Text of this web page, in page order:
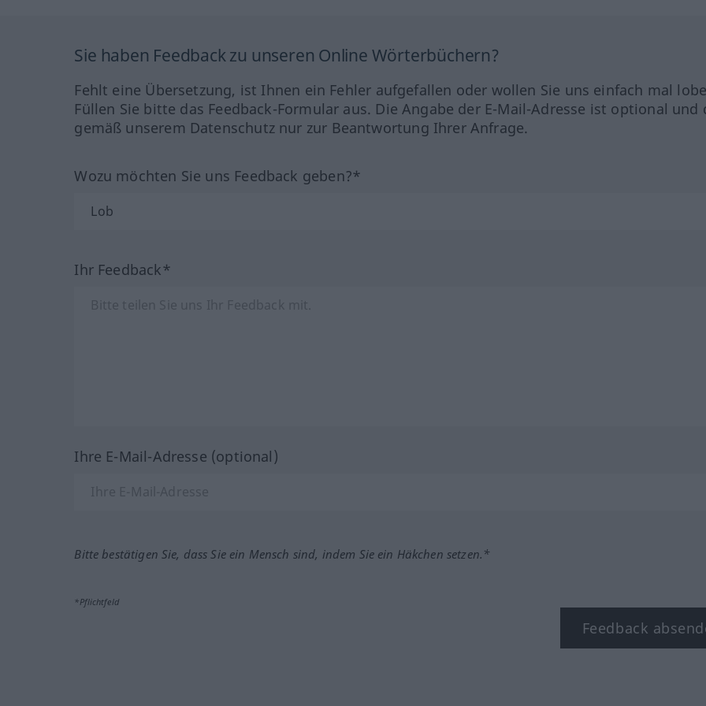
Sie haben Feedback zu unseren Online Wörterbüchern?
Fehlt eine Übersetzung, ist Ihnen ein Fehler aufgefallen oder wollen Sie uns einfach mal
Füllen Sie bitte das Feedback-Formular aus. Die Angabe der E-Mail-Adresse ist optional und
gemäß unserem Datenschutz nur zur Beantwortung Ihrer Anfrage.
Wozu möchten Sie uns Feedback geben?*
Ihr Feedback*
Ihre E-Mail-Adresse (optional)
Bitte bestätigen Sie, dass Sie ein Mensch sind, indem Sie ein Häkchen setzen.*
*Pflichtfeld
Feedback